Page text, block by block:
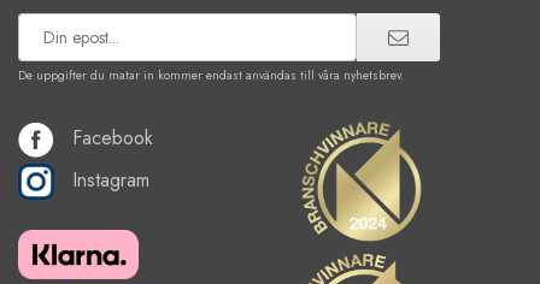
De uppgifter du matar in kommer endast användas till våra nyhetsbrev.
Facebook
Instagram